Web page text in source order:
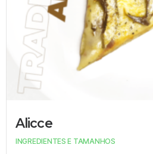
Alicce
INGREDIENTES E TAMANHOS